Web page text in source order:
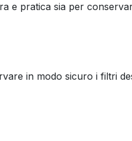
e pratica sia per
in modo sicuro i filtri